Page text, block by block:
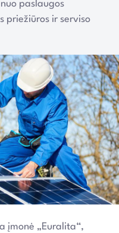
paslaugos
priežiūros ir serviso
įmonė „Euralita“,